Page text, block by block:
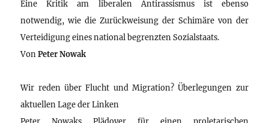
Eine Kritik am liberalen Antirassismus ist ebenso
notwendig, wie die Zurückweisung der Schimäre von der
Verteidigung eines national begrenzten Sozialstaats.
VonPeter Nowak
Wir reden über Flucht und Migration? Überlegungen zur
aktuellen Lage der Linken
Peter Nowaks Plädoyer für einen proletarischen